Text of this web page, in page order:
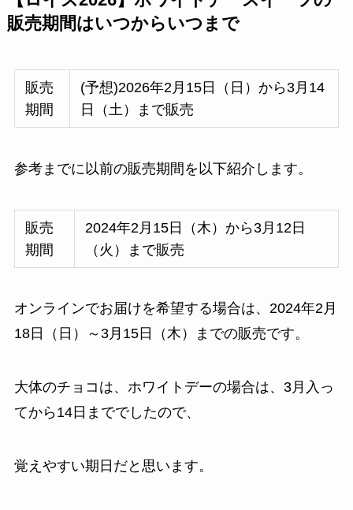
販売期間はいつからいつまで
販売
期間
(予想)2026年2月15日（日）から3月14
日（土）まで販売
参考までに以前の販売期間を以下紹介します。
販売
期間
2024年2月15日（木）から3月12日
（火）まで販売
オンラインでお届けを希望する場合は、2024年2月
18日（日）～3月15日（木）までの販売です。
大体のチョコは、ホワイトデーの場合は、3月入っ
てから14日まででしたので、
覚えやすい期日だと思います。